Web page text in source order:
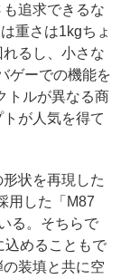
追求できるな
重さは1kgちょ
るし、小さな
ゲーでの機能を
トルが異なる商
が人気を得て
状を再現した
用した「M87
る。そちらで
込めることもで
装填と共に空